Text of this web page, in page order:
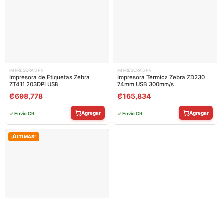
IMPRESORAS PV
Impresora de Etiquetas Zebra
ZT411 203DPI USB
₡698,778
✓ Envío CR Agregar
IMPRESORAS PV
Impresora Térmica Zebra ZD230
74mm USB 300mm/s
₡165,834
✓ Envío CR Agregar
¡ÚLTIMAS!